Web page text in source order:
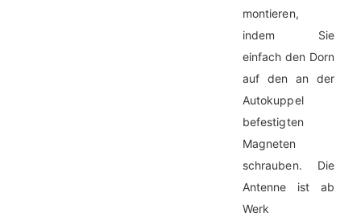
montieren,
indem Sie
einfach den Dorn
auf den an der
Autokuppel
befestigten
Magneten
schrauben. Die
Antenne ist ab
Werk